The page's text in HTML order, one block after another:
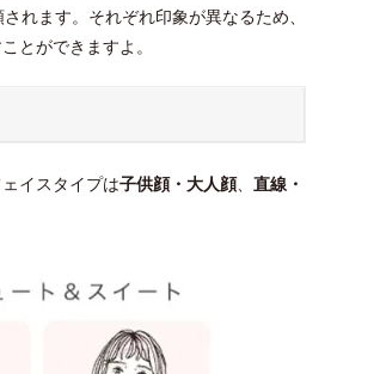
れます。それぞれ印象が異なるため、
とができますよ。
イスタイプは子供顔・大人顔、 直線・